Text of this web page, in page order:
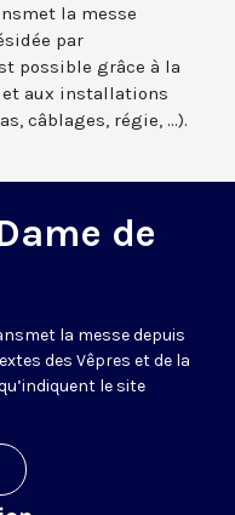
la messe
par
possible grâce à la
aux installations
câblages, régie, ...).
de
la messe depuis
des Vêpres et de la
le site